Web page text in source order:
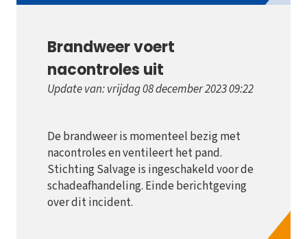
Brandweer voert
nacontroles uit
Update van: vrijdag 08 december 2023 09:22
De brandweer is momenteel bezig met
nacontroles en ventileert het pand.
Stichting Salvage is ingeschakeld voor de
schadeafhandeling. Einde berichtgeving
over dit incident.